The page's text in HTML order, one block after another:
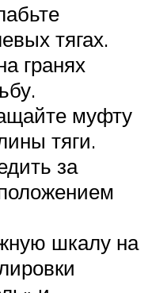
тягах.
гранях
муфту
тяги.
за
шкалу на